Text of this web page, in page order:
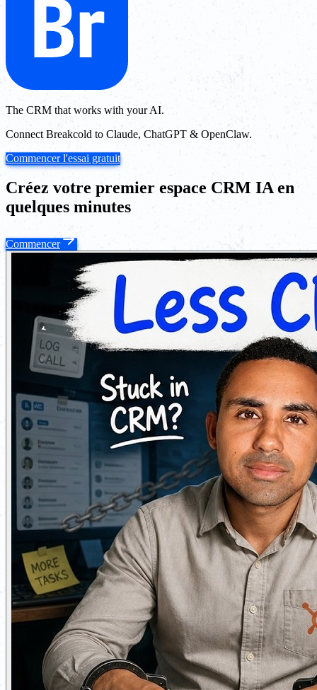
The CRM that works with your AI.
Connect Breakcold to Claude, ChatGPT & OpenClaw.
Commencer l'essai gratuit
Créez votre premier espace CRM IA en
quelques minutes
Commencer